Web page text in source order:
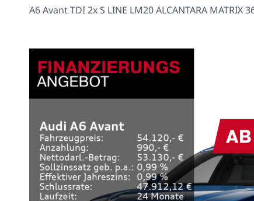
A6 Avant TDI 2x S LINE LM20 ALCANTARA